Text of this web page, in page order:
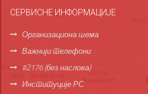
СЕРВИСНЕ ИНФОРМАЦИЈЕ
Организациона шема
Важнији телефони
#2176 (без наслова)
Институције РС